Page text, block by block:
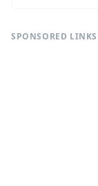
SPONSORED LINKS